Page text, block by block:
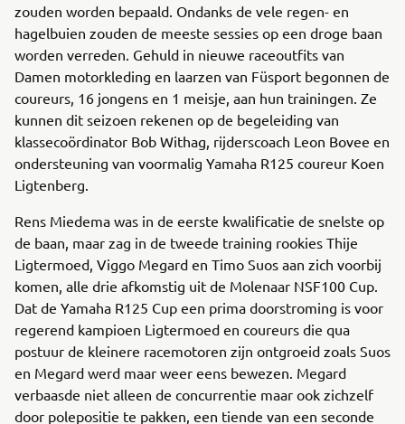
zouden worden bepaald. Ondanks de vele regen- en
hagelbuien zouden de meeste sessies op een droge baan
worden verreden. Gehuld in nieuwe raceoutfits van
Damen motorkleding en laarzen van Füsport begonnen de
coureurs, 16 jongens en 1 meisje, aan hun trainingen. Ze
kunnen dit seizoen rekenen op de begeleiding van
klassecoördinator Bob Withag, rijderscoach Leon Bovee en
ondersteuning van voormalig Yamaha R125 coureur Koen
Ligtenberg.
Rens Miedema was in de eerste kwalificatie de snelste op
de baan, maar zag in de tweede training rookies Thije
Ligtermoed, Viggo Megard en Timo Suos aan zich voorbij
komen, alle drie afkomstig uit de Molenaar NSF100 Cup.
Dat de Yamaha R125 Cup een prima doorstroming is voor
regerend kampioen Ligtermoed en coureurs die qua
postuur de kleinere racemotoren zijn ontgroeid zoals Suos
en Megard werd maar weer eens bewezen. Megard
verbaasde niet alleen de concurrentie maar ook zichzelf
door polepositie te pakken, een tiende van een seconde